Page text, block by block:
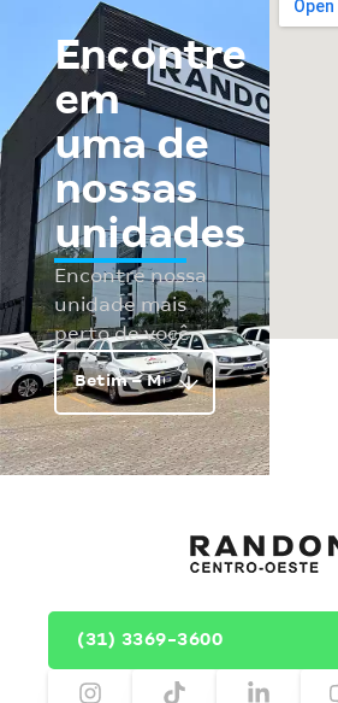
Encontre
em
uma de
nossas
unidades
Encontre nossa
unidade mais
perto de você
(31) 3369-3600